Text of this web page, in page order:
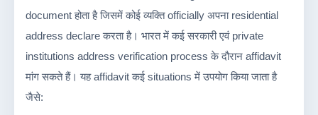
document होता है जिसमें कोई व्यक्ति officially अपना residential
address declare करता है। भारत में कई सरकारी एवं private
institutions address verification process के दौरान affidavit
मांग सकते हैं। यह affidavit कई situations में उपयोग किया जाता है
जैसे: